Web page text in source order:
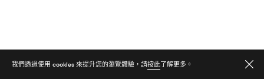
我們透過使用 cookies 來提升您的瀏覽體驗，請按此了解更多。